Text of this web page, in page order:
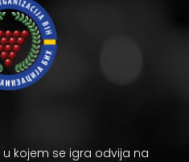
u kojem se igra odvija na